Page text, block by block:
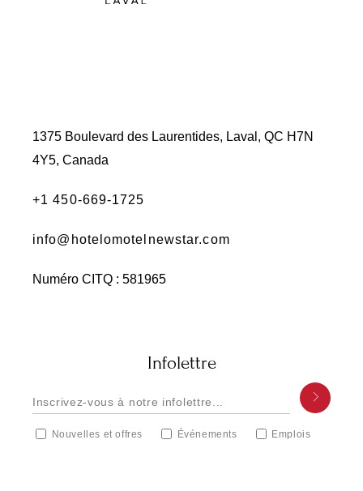
1375 Boulevard des Laurentides, Laval, QC H7N
4Y5, Canada
+1 450-669-1725
info@hotelomotelnewstar.com
Numéro CITQ : 581965
Infolettre
Nouvelles et offres Événements Emplois